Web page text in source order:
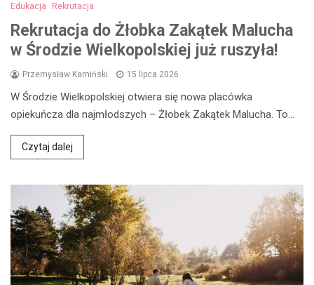
Edukacja Rekrutacja
Rekrutacja do Żłobka Zakątek Malucha
w Środzie Wielkopolskiej już ruszyła!
Przemysław Kamiński 15 lipca 2026
W Środzie Wielkopolskiej otwiera się nowa placówka
opiekuńcza dla najmłodszych – Żłobek Zakątek Malucha. To…
Czytaj dalej